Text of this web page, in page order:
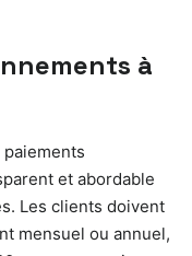
à
paiements
et abordable
Les clients doivent
mensuel ou annuel,